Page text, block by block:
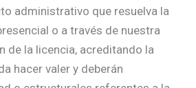
administrativo que resuelva la
o a través de nuestra
de la licencia, acreditando la
hacer valer y deberán